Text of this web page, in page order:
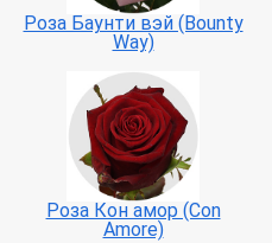
Роза Баунти вэй (Bounty
Way)
Роза Кон амор (Con
Amore)